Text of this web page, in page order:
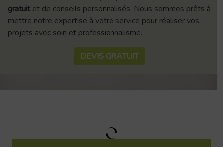
gratuit et de conseils personnalisés. Nous sommes prêts à
mettre notre expertise à votre service pour réaliser vos
projets avec soin et professionnalisme.
DEVIS GRATUIT